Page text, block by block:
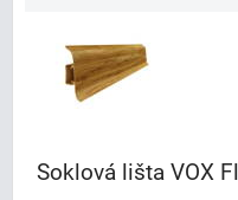
Soklová lišta VOX